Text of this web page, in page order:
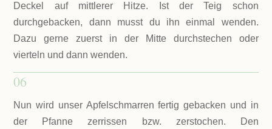
Deckel auf mittlerer Hitze. Ist der Teig schon
durchgebacken, dann musst du ihn einmal wenden.
Dazu gerne zuerst in der Mitte durchstechen oder
vierteln und dann wenden.
06
Nun wird unser Apfelschmarren fertig gebacken und in
der Pfanne zerrissen bzw. zerstochen. Den